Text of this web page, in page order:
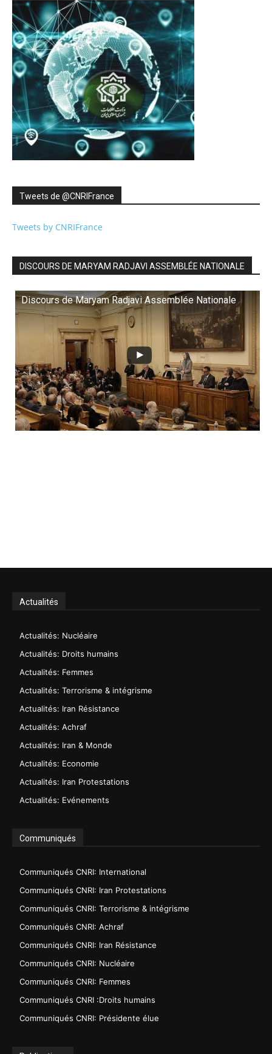
Tweets de ‎@CNRIFrance
Tweets by CNRIFrance
DISCOURS DE MARYAM RADJAVI ASSEMBLÉE NATIONALE
Discours de Maryam Radjavi Assemblée Nationale
Actualités
Actualités: Nucléaire
Actualités: Droits humains
Actualités: Femmes
Actualités: Terrorisme & intégrisme
Actualités: Iran Résistance
Actualités: Achraf
Actualités: Iran & Monde
Actualités: Economie
Actualités: Iran Protestations
Actualités: Evénements
Communiqués
Communiqués CNRI: International
Communiqués CNRI: Iran Protestations
Communiqués CNRI: Terrorisme & intégrisme
Communiqués CNRI: Achraf
Communiqués CNRI: Iran Résistance
Communiqués CNRI: Nucléaire
Communiqués CNRI: Femmes
Communiqués CNRI :Droits humains
Communiqués CNRI: Présidente élue